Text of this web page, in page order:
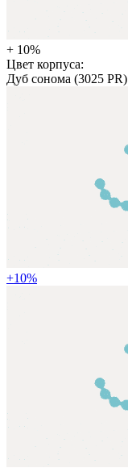
+ 10%
Цвет корпуса:
Дуб сонома (3025 PR)
+10%